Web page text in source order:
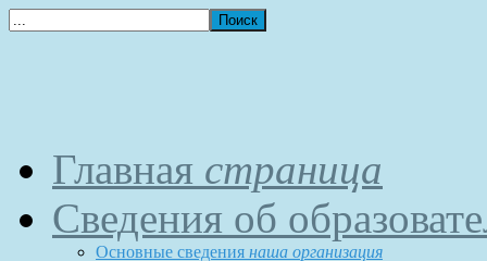
Главная страница
Сведения об
Основные сведения наша организация